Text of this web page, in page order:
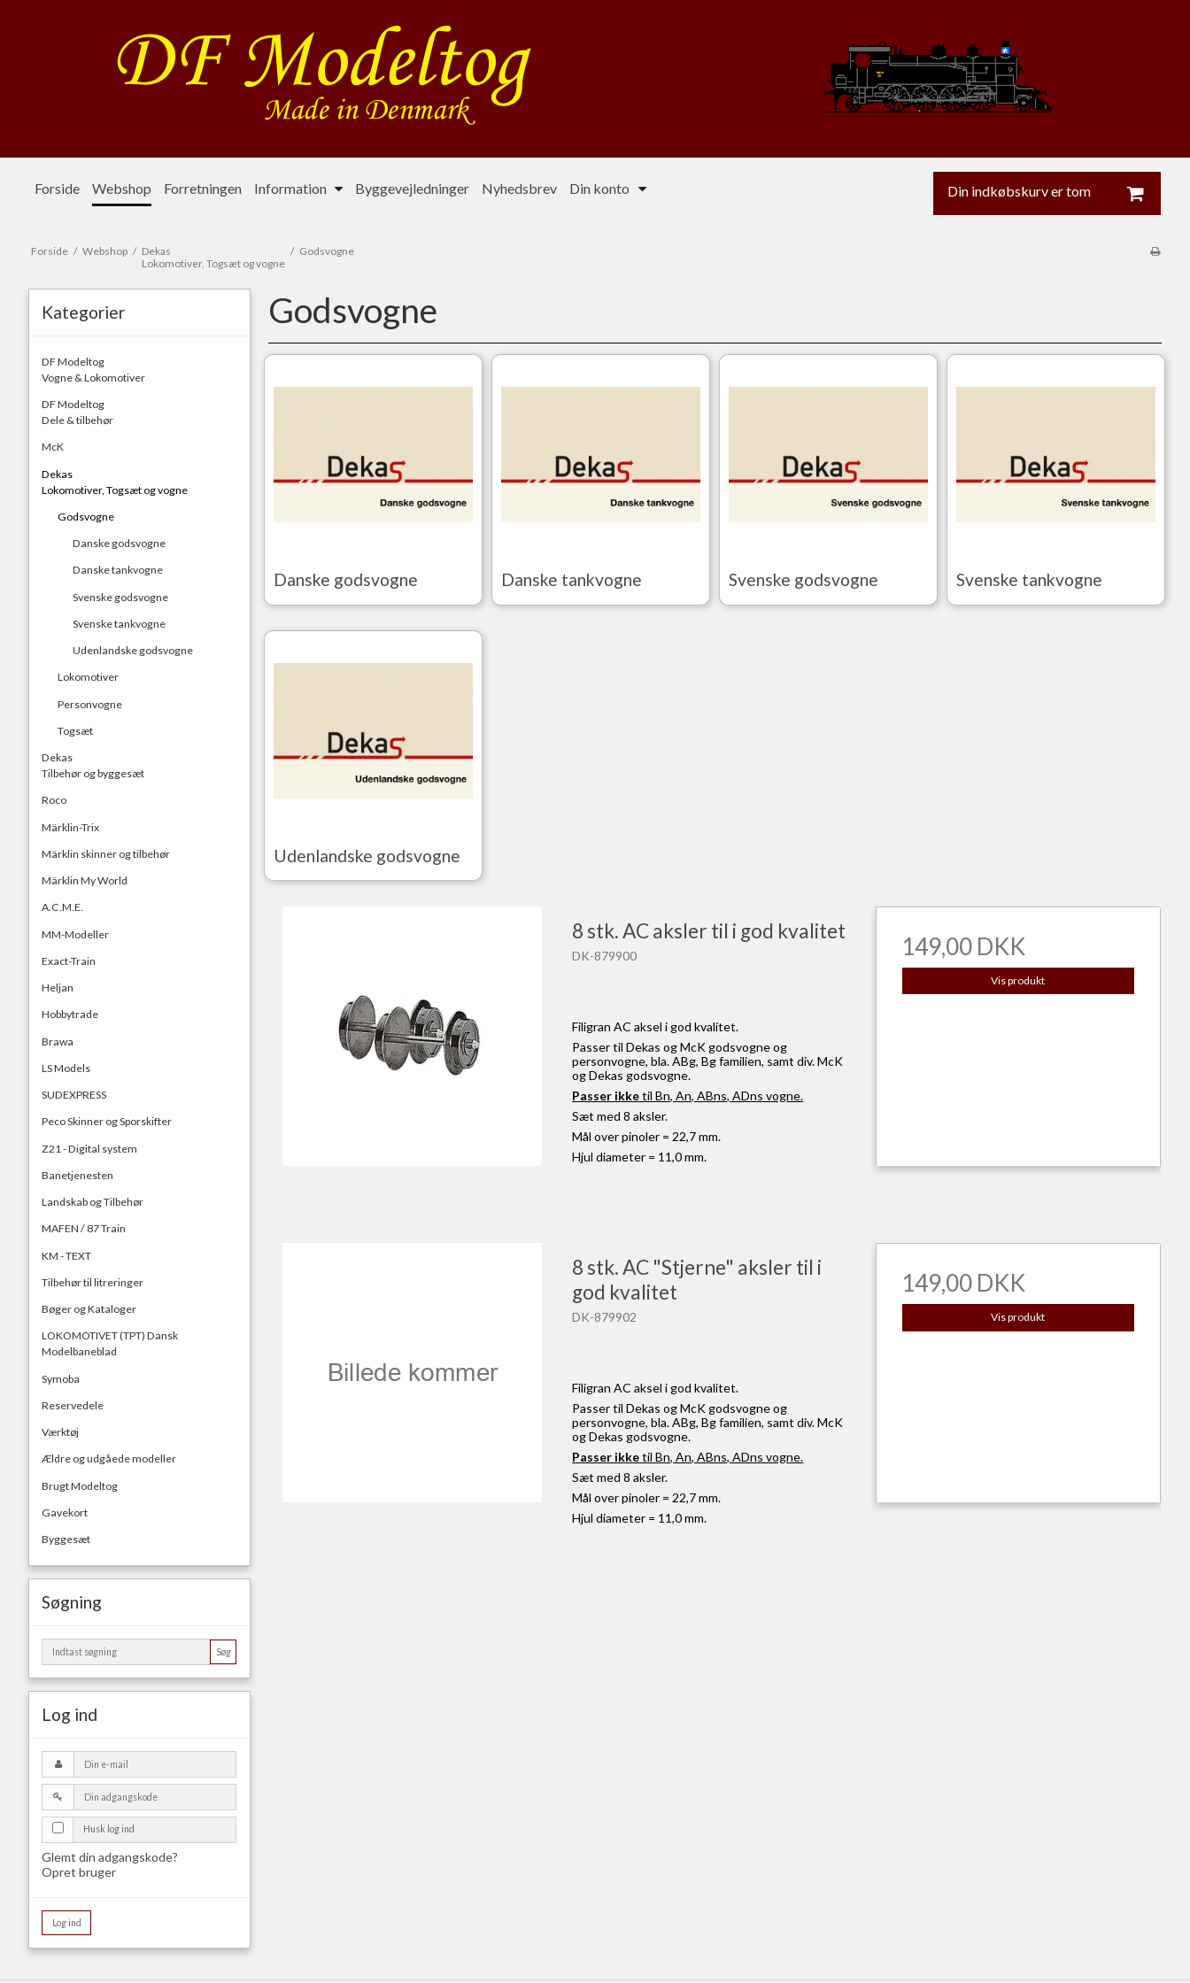
Forside Webshop Forretningen Information Byggevejledninger Nyhedsbrev Din konto Din indkøbskurv er tom
Forside / Webshop / Dekas
Lokomotiver, Togsæt og vogne
/ Godsvogne
Kategorier
DF Modeltog
Vogne & Lokomotiver
DF Modeltog
Dele & tilbehør
McK
Dekas
Lokomotiver, Togsæt og vogne
Godsvogne
Danske godsvogne
Danske tankvogne
Svenske godsvogne
Svenske tankvogne
Udenlandske godsvogne
Lokomotiver
Personvogne
Togsæt
Dekas
Tilbehør og byggesæt
Roco
Märklin-Trix
Märklin skinner og tilbehør
Märklin My World
A.C.M.E.
MM-Modeller
Exact-Train
Heljan
Hobbytrade
Brawa
LS Models
SUDEXPRESS
Peco Skinner og Sporskifter
Z21 - Digital system
Banetjenesten
Landskab og Tilbehør
MAFEN / 87 Train
KM - TEXT
Tilbehør til litreringer
Bøger og Kataloger
LOKOMOTIVET (TPT) Dansk
Modelbaneblad
Symoba
Reservedele
Værktøj
Ældre og udgåede modeller
Brugt Modeltog
Gavekort
Byggesæt
Søgning
Søg
Log ind
Husk log ind
Glemt din adgangskode?
Opret bruger
Log ind
Godsvogne
Danske godsvogne Danske tankvogne Svenske godsvogne Svenske tankvogne
Udenlandske godsvogne
8 stk. AC aksler til i god kvalitet
DK-879900
Filigran AC aksel i god kvalitet.
Passer til Dekas og McK godsvogne og
personvogne, bla. ABg, Bg familien, samt div. McK
og Dekas godsvogne.
Passer ikketil Bn, An, ABns, ADns vogne.
Sæt med 8 aksler.
Mål over pinoler = 22,7 mm.
Hjul diameter = 11,0 mm.
149,00 DKK
Vis produkt
8 stk. AC "Stjerne" aksler til i
god kvalitet
DK-879902
Filigran AC aksel i god kvalitet.
Passer til Dekas og McK godsvogne og
personvogne, bla. ABg, Bg familien, samt div. McK
og Dekas godsvogne.
Passer ikketil Bn, An, ABns, ADns vogne.
Sæt med 8 aksler.
Mål over pinoler = 22,7 mm.
Hjul diameter = 11,0 mm.
149,00 DKK
Vis produkt